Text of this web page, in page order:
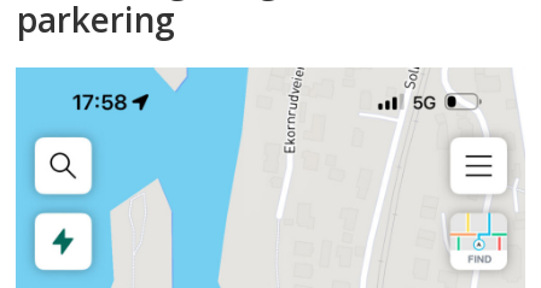
parkering